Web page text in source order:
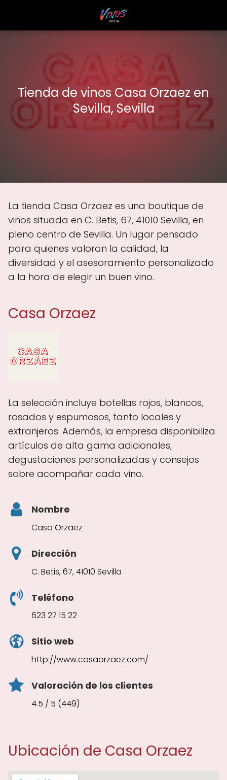
Tienda de vinos Casa Orzaez en
Sevilla, Sevilla
La tienda Casa Orzaez es una boutique de
vinos situada en C. Betis, 67, 41010 Sevilla, en
pleno centro de Sevilla. Un lugar pensado
para quienes valoran la calidad, la
diversidad y el asesoramiento personalizado
a la hora de elegir un buen vino.
Casa Orzaez
La selección incluye botellas rojos, blancos,
rosados y espumosos, tanto locales y
extranjeros. Además, la empresa disponibiliza
artículos de alta gama adicionales,
degustaciones personalizadas y consejos
sobre acompañar cada vino.
Nombre
Casa Orzaez
Dirección
C. Betis, 67, 41010 Sevilla
Teléfono
623 27 15 22
Sitio web
http://www.casaorzaez.com/
Valoración de los clientes
4.5 / 5 (449)
Ubicación de Casa Orzaez